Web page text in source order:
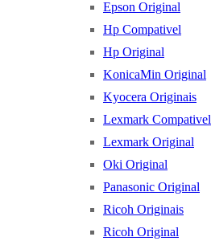
Epson Original
Hp Compativel
Hp Original
KonicaMin Original
Kyocera Originais
Lexmark Compativel
Lexmark Original
Oki Original
Panasonic Original
Ricoh Originais
Ricoh Original